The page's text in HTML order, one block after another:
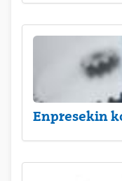
Enpresekin